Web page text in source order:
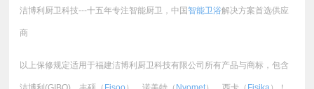
洁博利厨卫科技---十五年专注智能厨卫，中国智能卫浴解决方案首选供应
商
以上保修规定适用于福建洁博利厨卫科技有限公司所有产品与商标，包含